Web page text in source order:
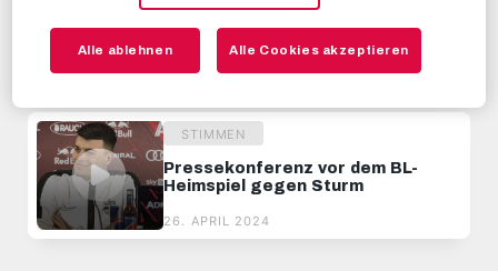
Pressekonferenz vor dem Spiel
gegen Sturm Graz
STIMMEN
Pressekonferenz vor dem BL-
Heimspiel gegen Sturm
26. APRIL 2024
Alle ablehnen Alle Cookies akzeptieren